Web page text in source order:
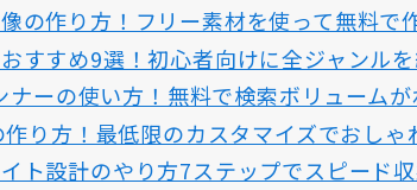
の作り方！フリー素材を使って無料で
すすめ9選！初心者向けに全ジャンル
ーの使い方！無料で検索ボリュームが
り方！最低限のカスタマイズでおしゃ
ト設計のやり方7ステップでスピード